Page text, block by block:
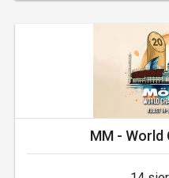
MM - World